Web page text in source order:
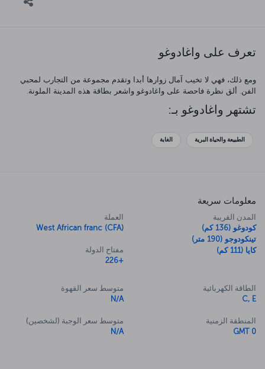
تعرف على واغادوغو
ومع ذلك، فهي لا تخيب آمال زوارها أبدا وتقدم مجموعة من التجارب لمحبي
الفن. ألق نظرة فاحصة على واغادوغو واشعر بطاقة هذه المدينة الملونة.
تشتهر واغادوغو بـ:
الطبيعة والحياة البرية الغابة
معلومات سريعة
المدن القريبة
كودوغو (136 كم)
تينكودوجو (190 متر)
كايا (111 كم)
العملة
West African franc (CFA)
مفتاح الدولة
+226
الطاقة الكهربائية
C, E
المنطقة الزمنية
GMT 0
متوسط سعر القهوة
N/A
متوسط سعر الوجبة (لشخصين)
N/A